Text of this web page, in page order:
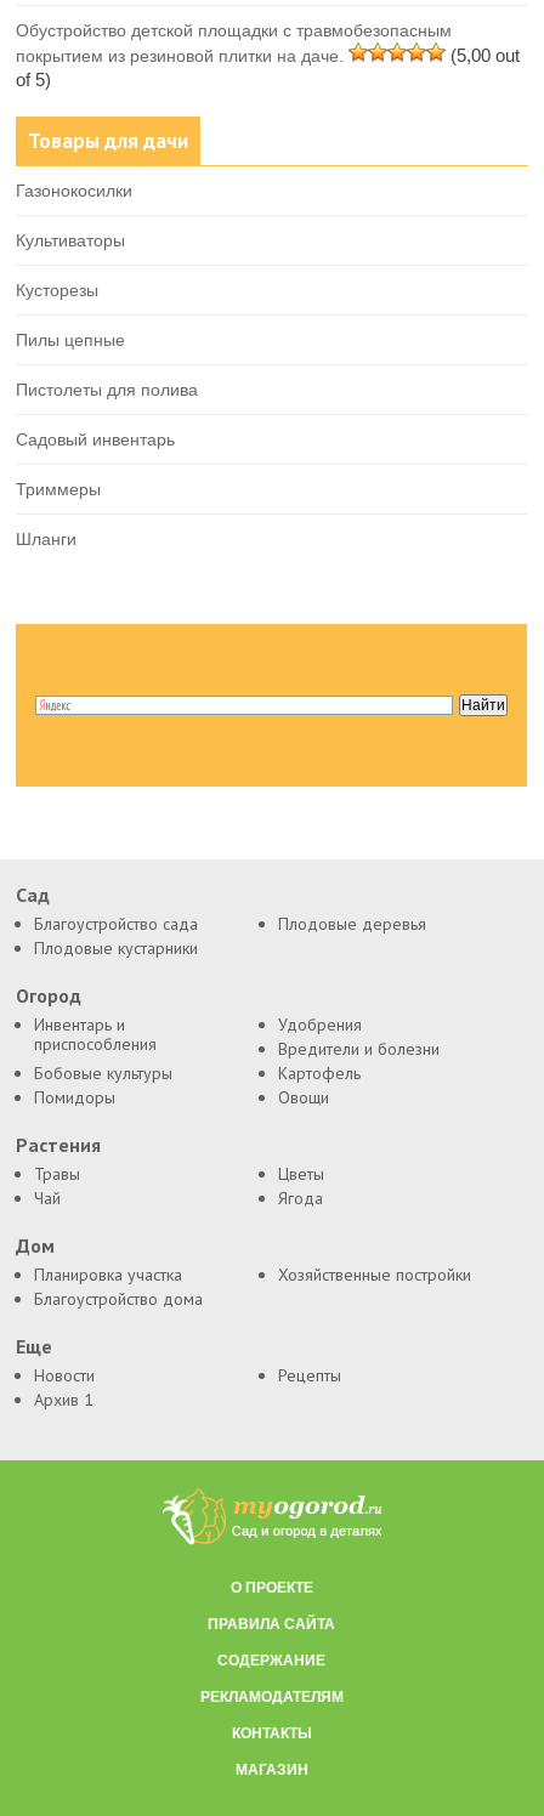
Обустройство детской площадки с травмобезопасным
покрытием из резиновой плитки на даче.
(5,00 out
of 5)
Товары для дачи
Газонокосилки
Культиваторы
Кусторезы
Пилы цепные
Пистолеты для полива
Садовый инвентарь
Триммеры
Шланги
Сад
Благоустройство сада
Плодовые деревья
Плодовые кустарники
Огород
Инвентарь и
приспособления
Удобрения
Вредители и болезни
Бобовые культуры
Картофель
Помидоры
Овощи
Растения
Травы
Цветы
Чай
Ягода
Дом
Планировка участка
Хозяйственные постройки
Благоустройство дома
Еще
Новости
Рецепты
Архив 1
О ПРОЕКТЕ
ПРАВИЛА САЙТА
СОДЕРЖАНИЕ
РЕКЛАМОДАТЕЛЯМ
КОНТАКТЫ
МАГАЗИН